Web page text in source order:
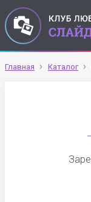
Главная Каталог